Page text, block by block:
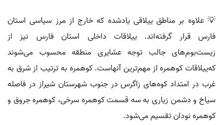
💡 علاوه بر مناطق ییلاقی یادشده که خارج از مرز سیاسی استان
فارس قرار گرفته‌اند. ییلاقات داخلی استان فارس نیز از
زیست‌بوم‌های جالب توجه عشایری منطقه محسوب می‌شوند
که‌ییلاقات کوهمره از مهم‌ترین آنهاست. کوهمره به ترتیب از شرق به
غرب در امتداد کوه‌های زاگرس در جنوب شهرستان شیراز در فاصله
سیاخ و دشمن زیاری به سه قسمت کوهمره سرخی، کوهمره جروق و
کوهمره نودان تقسیم می‌شود.